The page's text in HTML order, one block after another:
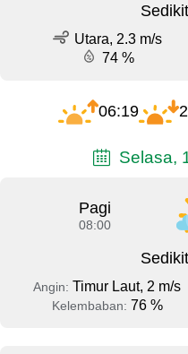
Utara, 2.3 m/s
74 %
06:19
Selasa,
Pagi
08:00
Angin: Timur Laut, 2 m/s
Kelembaban: 76 %